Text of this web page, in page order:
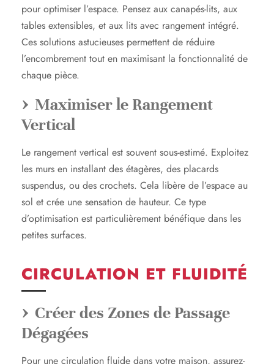
pour optimiser l’espace. Pensez aux canapés-lits, aux
tables extensibles, et aux lits avec rangement intégré.
Ces solutions astucieuses permettent de réduire
l’encombrement tout en maximisant la fonctionnalité de
chaque pièce.
Maximiser le Rangement
Vertical
Le rangement vertical est souvent sous-estimé. Exploitez
les murs en installant des étagères, des placards
suspendus, ou des crochets. Cela libère de l’espace au
sol et crée une sensation de hauteur. Ce type
d’optimisation est particulièrement bénéfique dans les
petites surfaces.
CIRCULATION ET FLUIDITÉ
Créer des Zones de Passage
Dégagées
Pour une circulation fluide dans votre maison, assurez-